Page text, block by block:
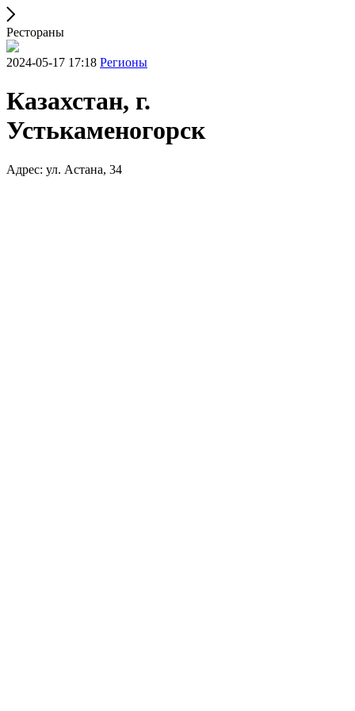
Рестораны
2024-05-17 17:18 Регионы
Казахстан, г.
Устькаменогорск
Адрес: ул. Астана, 34